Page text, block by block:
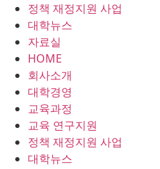
정책 재정지원 사업
대학뉴스
자료실
HOME
회사소개
대학경영
교육과정
교육 연구지원
정책 재정지원 사업
대학뉴스